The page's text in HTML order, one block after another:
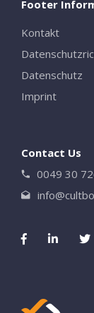
Footer
Kontakt
Datenschutz
Imprint
Contact Us
0049 30